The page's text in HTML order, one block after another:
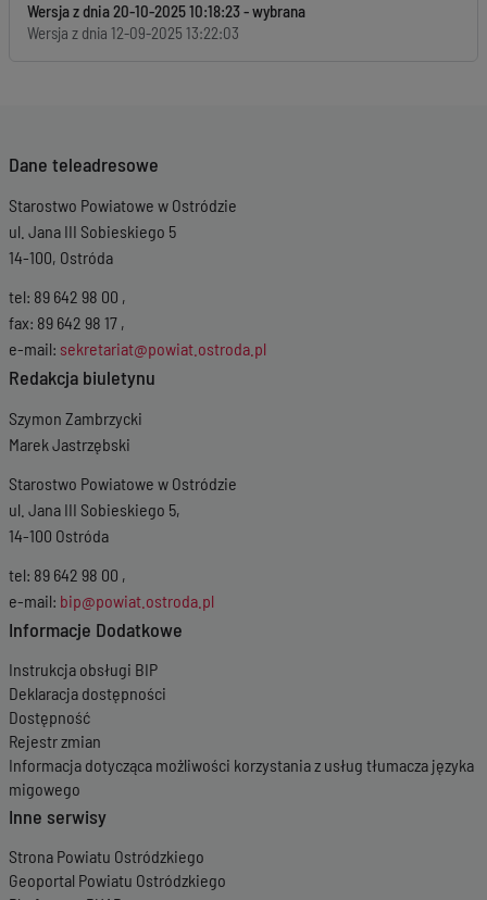
Wersja z dnia20-10-2025 10:18:23
Wersja z dnia 12-09-2025 13:22:03
Dane teleadresowe
Starostwo Powiatowe w Ostródzie
ul. Jana III Sobieskiego 5
14-100, Ostróda
tel: 89 642 98 00 ,
fax: 89 642 98 17 ,
e-mail: sekretariat@powiat.ostroda.pl
Redakcja biuletynu
Szymon Zambrzycki
Marek Jastrzębski
Starostwo Powiatowe w Ostródzie
ul. Jana III Sobieskiego 5,
14-100 Ostróda
tel: 89 642 98 00 ,
e-mail: bip@powiat.ostroda.pl
Informacje Dodatkowe
Instrukcja obsługi BIP
Deklaracja dostępności
Dostępność
Rejestr zmian
Informacja dotycząca możliwości korzystania z usług tłumacza języka
migowego
Inne serwisy
Strona Powiatu Ostródzkiego
Geoportal Powiatu Ostródzkiego